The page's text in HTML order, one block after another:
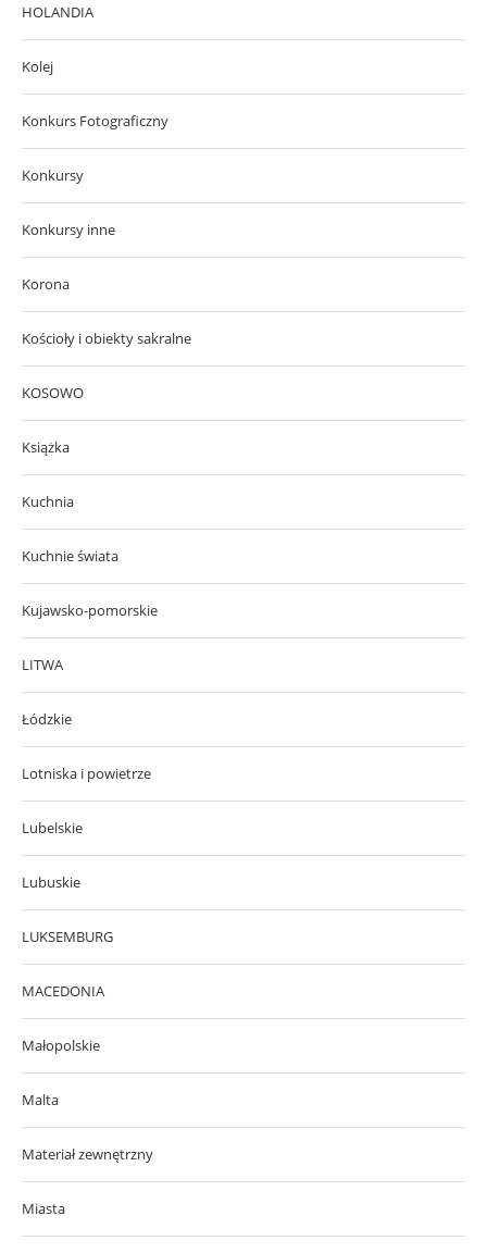
HOLANDIA
Kolej
Konkurs Fotograficzny
Konkursy
Konkursy inne
Korona
Kościoły i obiekty sakralne
KOSOWO
Książka
Kuchnia
Kuchnie świata
Kujawsko-pomorskie
LITWA
Łódzkie
Lotniska i powietrze
Lubelskie
Lubuskie
LUKSEMBURG
MACEDONIA
Małopolskie
Malta
Materiał zewnętrzny
Miasta